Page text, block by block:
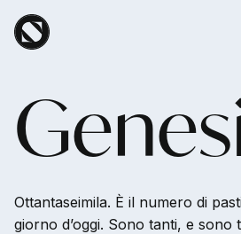
Salta al contenuto principale
Ottantaseimila. È il numero di
giorno d’oggi. Sono tanti, e sono